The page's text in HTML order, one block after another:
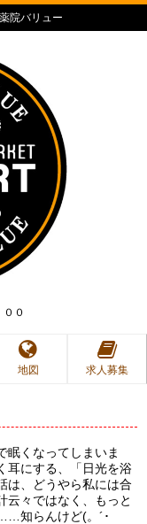
院バリュー
０
地図 求人募集
眠くなってしまいま
耳にする、「日光を浴
は、どうやら私には合
云々ではなく、もっと
知らんけど(。´･